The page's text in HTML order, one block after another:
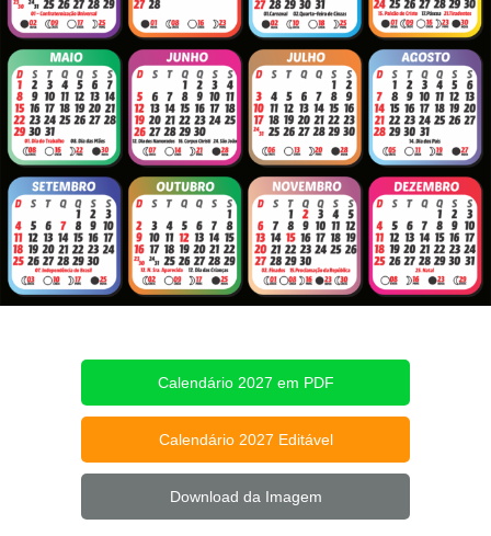
Calendário 2027 em PDF
Calendário 2027 Editável
Download da Imagem